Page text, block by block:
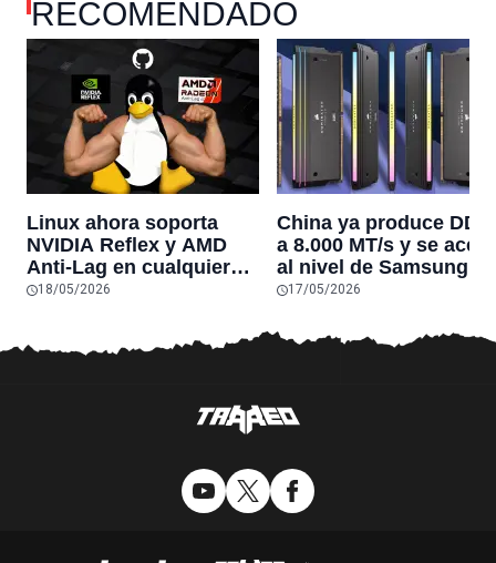
RECOMENDADO
Linux ahora soporta
NVIDIA Reflex y AMD
Anti-Lag en cualquier
tarjeta gráfica
18/05/2026
China ya produce
a 8.000 MT/s y se
al nivel de Samsung,
Hynix y Micron: la
precios de memoria
17/05/2026